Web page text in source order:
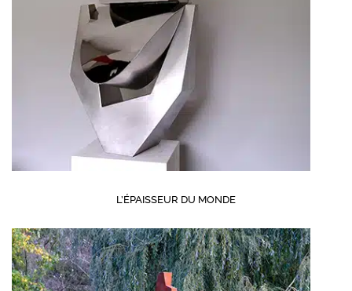
L’ÉPAISSEUR DU MONDE